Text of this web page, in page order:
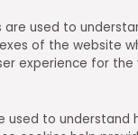
are used to
of the website
experience for the
used to understand